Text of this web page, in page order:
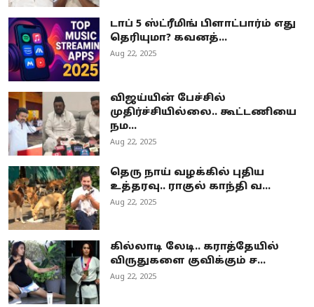
டாப் 5 ஸ்ட்ரீமிங் பிளாட்பார்ம் எது
தெரியுமா? கவனத்...
Aug 22, 2025
விஜய்யின் பேச்சில்
முதிர்ச்சியில்லை.. கூட்டணியை
நம...
Aug 22, 2025
தெரு நாய் வழக்கில் புதிய
உத்தரவு.. ராகுல் காந்தி வ...
Aug 22, 2025
கில்லாடி லேடி.. கராத்தேயில்
விருதுகளை குவிக்கும் ச...
Aug 22, 2025